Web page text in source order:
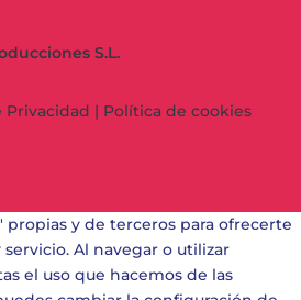
S.L.
Privacidad | Política de cookies
propias y de terceros para ofrecerte
Al navegar o utilizar
el uso que hacemos de las